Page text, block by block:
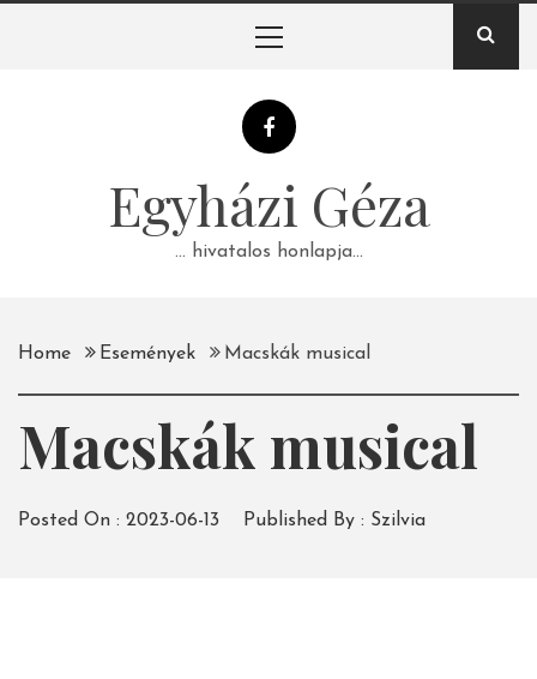
Egyházi Géza
… hivatalos honlapja…
Home Események Macskák musical
Macskák musical
Posted On : 2023-06-13 Published By : Szilvia